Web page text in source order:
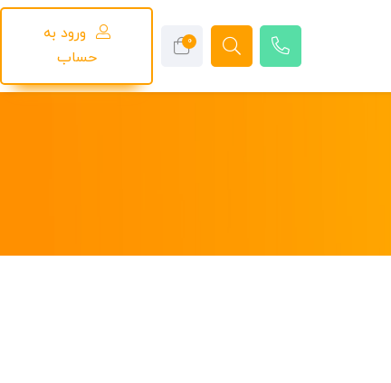
0
ورود به
حساب